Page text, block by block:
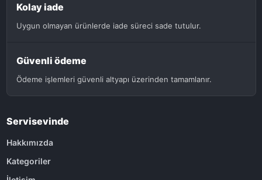
Kolay iade
Uygun olmayan ürünlerde iade süreci sade tutulur.
Güvenli ödeme
Ödeme işlemleri güvenli altyapı üzerinden tamamlanır.
Servisevinde
Hakkımızda
Kategoriler